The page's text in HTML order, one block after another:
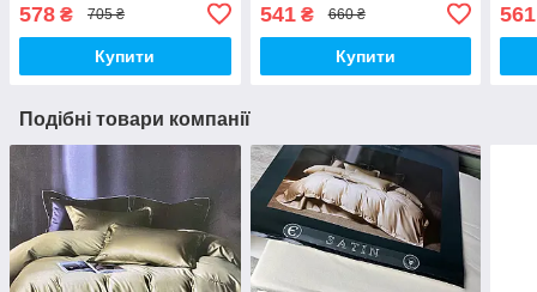
578 ₴ 705 ₴
Купити
541₴ 660 ₴
Купити
ОДА
561
Подібні товари компанії